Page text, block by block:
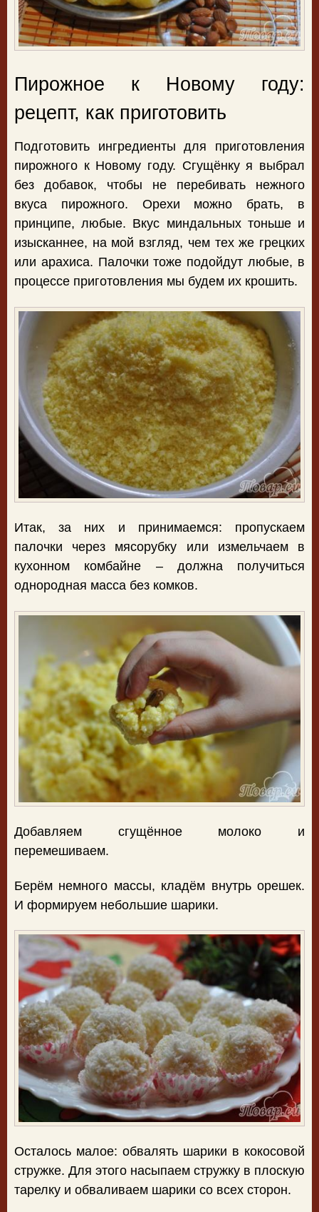
Пирожное к Новому году:
рецепт, как приготовить
Подготовить ингредиенты для приготовления
пирожного к Новому году. Сгущёнку я выбрал
без добавок, чтобы не перебивать нежного
вкуса пирожного. Орехи можно брать, в
принципе, любые. Вкус миндальных тоньше и
изысканнее, на мой взгляд, чем тех же грецких
или арахиса. Палочки тоже подойдут любые, в
процессе приготовления мы будем их крошить.
Итак, за них и принимаемся: пропускаем
палочки через мясорубку или измельчаем в
кухонном комбайне – должна получиться
однородная масса без комков.
Добавляем сгущённое молоко и
перемешиваем.
Берём немного массы, кладём внутрь орешек.
И формируем небольшие шарики.
Осталось малое: обвалять шарики в кокосовой
стружке. Для этого насыпаем стружку в плоскую
тарелку и обваливаем шарики со всех сторон.